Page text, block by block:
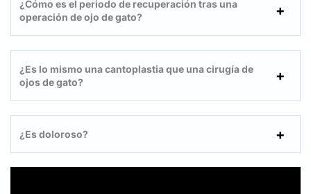
¿Cómo es el periodo de recuperación tras una
operación de ojo de gato?
¿Es lo mismo una cantoplastia que una cirugía de
ojos de gato?
¿Es doloroso?